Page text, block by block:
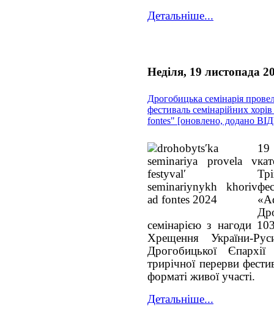
Детальніше...
Неділя, 19 листопада
Дрогобицька семінарія
фестиваль семінарійних
fontes" [оновлено, додано
семінарією з нагоди
Хрещення України-
Дрогобицької
трирічної перерви
форматі живої участі.
Детальніше...